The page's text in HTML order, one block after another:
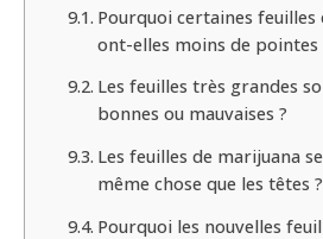
Pourquoi certaines feuilles
ont-elles moins de pointes
Les feuilles très grandes
bonnes ou mauvaises ?
Les feuilles de marijuana
même chose que les têtes ?
Pourquoi les nouvelles